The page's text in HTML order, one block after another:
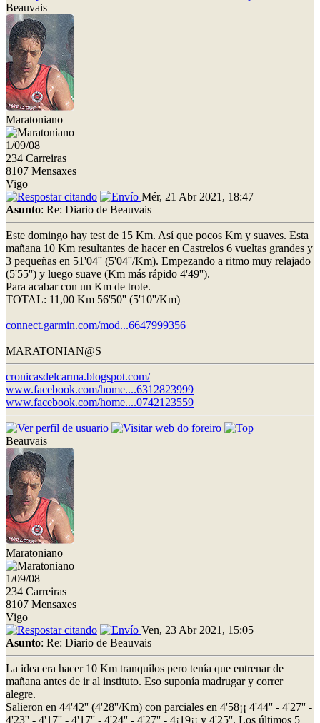
Beauvais
Maratoniano
1/09/08
234 Carreiras
8107 Mensaxes
Vigo
Mér, 21 Abr 2021, 18:47
Asunto: Re: Diario de Beauvais
Este domingo hay test de 15 Km. Así que pocos Km y suaves. Esta
mañana 10 Km resultantes de hacer en Castrelos 6 vueltas grandes y
3 pequeñas en 51'04'' (5'04''/Km). Empezando a ritmo muy relajado
(5'55'') y luego suave (Km más rápido 4'49'').
Para acabar con un Km de trote.
TOTAL: 11,00 Km 56'50'' (5'10''/Km)
connect.garmin.com/mod...6647999356
MARATONIAN@S
cronicasdelcarma.blogspot.com/
www.facebook.com/home....6312823999
www.facebook.com/home....0742123559
Beauvais
Maratoniano
1/09/08
234 Carreiras
8107 Mensaxes
Vigo
Ven, 23 Abr 2021, 15:05
Asunto: Re: Diario de Beauvais
La idea era hacer 10 Km tranquilos pero tenía que entrenar de
mañana antes de ir al instituto. Eso suponía madrugar y correr
alegre.
Salieron en 44'42'' (4'28''/Km) con parciales en 4'58¡¡ 4'44'' - 4'27'' -
4'23'' - 4'17'' - 4'17'' - 4'24'' - 4'27'' - 4¡19¡¡ y 4'25''. Los últimos 5